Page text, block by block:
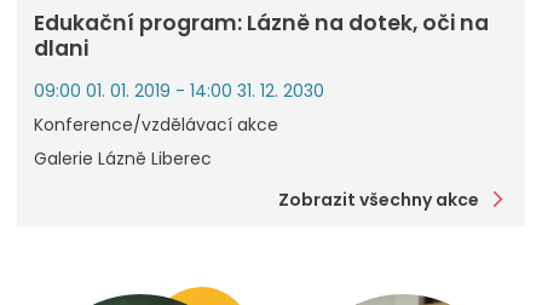
Edukační program: Lázně na dotek, oči na
dlani
09:00 01. 01. 2019 - 14:00 31. 12. 2030
Konference/vzdělávací akce
Galerie Lázně Liberec
Zobrazit všechny akce